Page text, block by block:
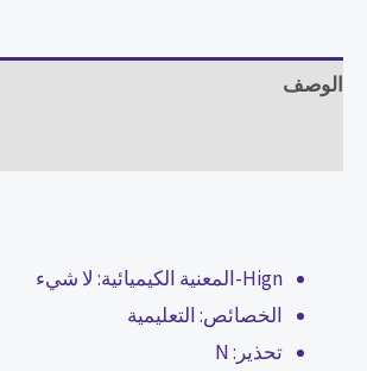
الوصف
Hign-المعنية الكيميائية:
لا شيء
الخصائص:التعليمية
تحذير:N